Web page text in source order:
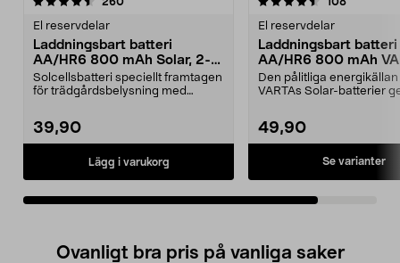
El reservdelar
Laddningsbart batteri
AA/HR6 800 mAh Solar, 2-
pack
Solcellsbatteri speciellt framtagen
för trädgårdsbelysning med
39,90
Lägg i varukorg
El reservdelar
Laddningsbart batteri
AA/HR6 800 mAh
Solar
Den pålitliga
VARTAs Solar-batterier
49,90
Se varianter
Ovanligt bra pris på vanliga saker